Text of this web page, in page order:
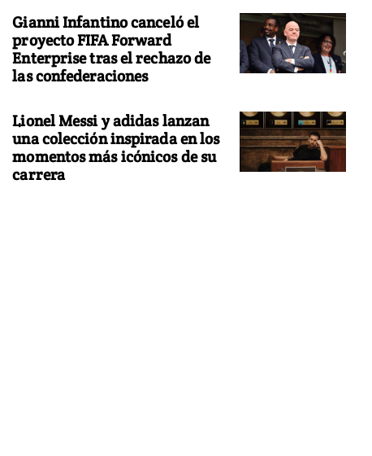
Gianni Infantino canceló el
proyecto FIFA Forward
Enterprise tras el rechazo de
las confederaciones
Lionel Messi y adidas lanzan
una colección inspirada en los
momentos más icónicos de su
carrera